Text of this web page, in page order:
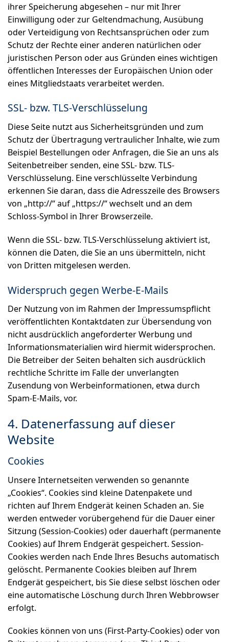
ihrer Speicherung abgesehen – nur mit Ihrer
Einwilligung oder zur Geltendmachung, Ausübung
oder Verteidigung von Rechtsansprüchen oder zum
Schutz der Rechte einer anderen natürlichen oder
juristischen Person oder aus Gründen eines wichtigen
öffentlichen Interesses der Europäischen Union oder
eines Mitgliedstaats verarbeitet werden.
SSL- bzw. TLS-Verschlüsselung
Diese Seite nutzt aus Sicherheitsgründen und zum
Schutz der Übertragung vertraulicher Inhalte, wie zum
Beispiel Bestellungen oder Anfragen, die Sie an uns als
Seitenbetreiber senden, eine SSL- bzw. TLS-
Verschlüsselung. Eine verschlüsselte Verbindung
erkennen Sie daran, dass die Adresszeile des Browsers
von „http://“ auf „https://“ wechselt und an dem
Schloss-Symbol in Ihrer Browserzeile.
Wenn die SSL- bzw. TLS-Verschlüsselung aktiviert ist,
können die Daten, die Sie an uns übermitteln, nicht
von Dritten mitgelesen werden.
Widerspruch gegen Werbe-E-Mails
Der Nutzung von im Rahmen der Impressumspflicht
veröffentlichten Kontaktdaten zur Übersendung von
nicht ausdrücklich angeforderter Werbung und
Informationsmaterialien wird hiermit widersprochen.
Die Betreiber der Seiten behalten sich ausdrücklich
rechtliche Schritte im Falle der unverlangten
Zusendung von Werbeinformationen, etwa durch
Spam-E-Mails, vor.
4. Datenerfassung auf dieser
Website
Cookies
Unsere Internetseiten verwenden so genannte
„Cookies“. Cookies sind kleine Datenpakete und
richten auf Ihrem Endgerät keinen Schaden an. Sie
werden entweder vorübergehend für die Dauer einer
Sitzung (Session-Cookies) oder dauerhaft (permanente
Cookies) auf Ihrem Endgerät gespeichert. Session-
Cookies werden nach Ende Ihres Besuchs automatisch
gelöscht. Permanente Cookies bleiben auf Ihrem
Endgerät gespeichert, bis Sie diese selbst löschen oder
eine automatische Löschung durch Ihren Webbrowser
erfolgt.
Cookies können von uns (First-Party-Cookies) oder von